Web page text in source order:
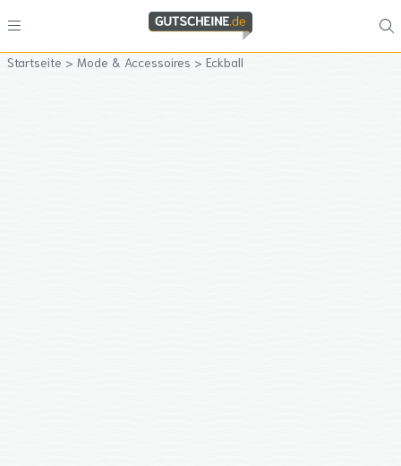
Startseite > Mode & Accessoires > Eckball